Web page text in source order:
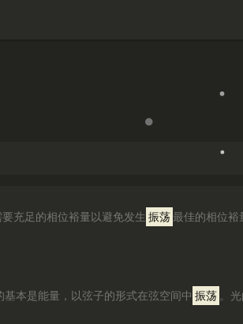
充足的相位裕量以避免发生 振荡最佳的相位裕
本是能量，以弦子的形式在弦空间中 振荡 。